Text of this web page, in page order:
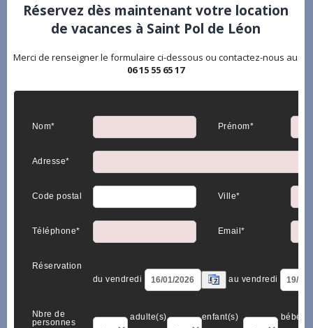
Réservez dès maintenant votre location
de vacances à Saint Pol de Léon
Merci de renseigner le formulaire ci-dessous ou contactez-nous au
06 15 55 65 17
Nom* Prénom*
Adresse*
Code postal Ville*
Téléphone* Email*
Réservation
du vendredi
au vendredi
Nbre de
personnes
adulte(s) enfant(s) bébé(s)